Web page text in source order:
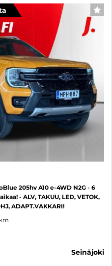
205hv A10 e-4WD N2G - 6
- ALV, TAKUU, LED, VETOK,
ADAPT.VAKKARI!
seinäjoki